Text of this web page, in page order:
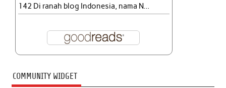
142 Di ranah blog Indonesia, nama N...
COMMUNITY WIDGET